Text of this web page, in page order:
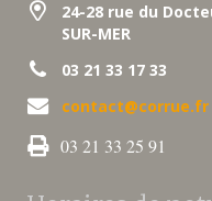
24-28 rue du
SUR-MER
03 21 33 17 33
contact@corrue.fr
03 21 33 25 91